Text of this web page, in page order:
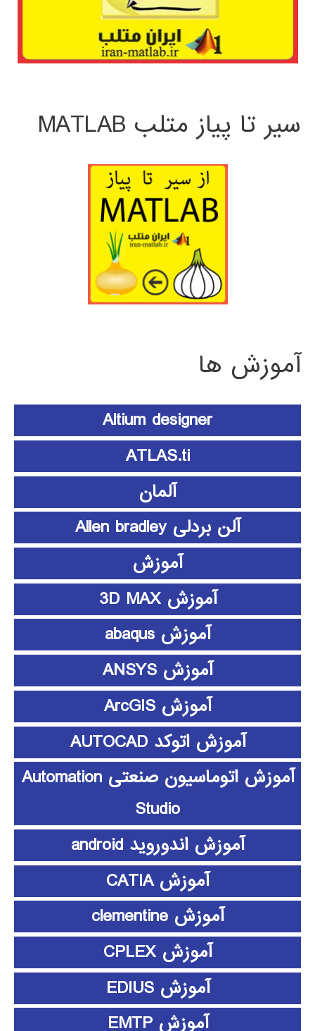
سیر تا پیاز متلب MATLAB
آموزش ها
Altium designer
ATLAS.ti
آلمان
آلن بردلی Allen bradley
آموزش
آموزش 3D MAX
آموزش abaqus
آموزش ANSYS
آموزش ArcGIS
آموزش اتوکد AUTOCAD
آموزش اتوماسیون صنعتی Automation
Studio
آموزش اندوروید android
آموزش CATIA
آموزش clementine
آموزش CPLEX
آموزش EDIUS
آموزش EMTP